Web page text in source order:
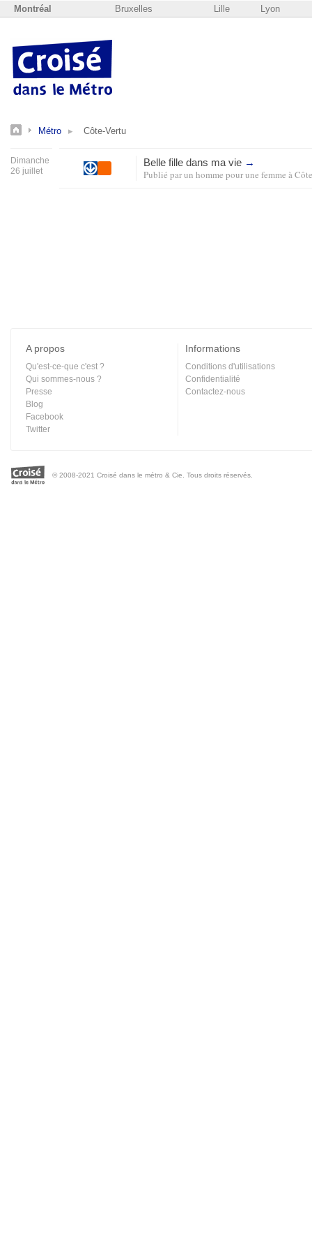
Montréal Bruxelles Lille Lyon
Métro Côte-Vertu
Dimanche
26 juillet
Belle fille dans ma vie →
Publié parun homme pour une femme à
A propos
Qu'est-ce-que c'est ?
Qui sommes-nous ?
Presse
Blog
Facebook
Twitter
Informations
Conditions d'utilisations
Confidentialité
Contactez-nous
© 2008-2021 Croisé dans le métro & Cie. Tous droits réservés.